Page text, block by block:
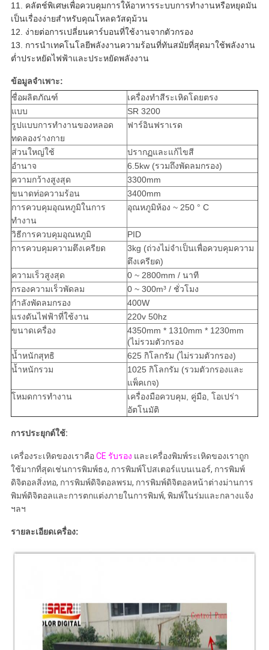
11. คลัตช์พิเศษเพื่อควบคุมการให้อาหารระบบการทำงานหรือหยุดมัน
เป็นเรื่องง่ายสำหรับคุณโหลดวัสดุม้วน
12. ง่ายต่อการเปลี่ยนคาร์บอนที่ใช้งานจากตัวกรอง
13. การนำเทคโนโลยีพลังงานความร้อนที่ทันสมัยที่สุดมาใช้พลังงาน
ต่ำประหยัดไฟฟ้าและประหยัดพลังงาน
ข้อมูลจำเพาะ:
ชื่อผลิตภัณฑ์
เครื่องทำสีระเหิดโดยตรง
แบบ
SR 3200
รูปแบบการทำงานของหลอด
ทดลองร่างกาย
ฟาร์อินฟราเรด
ส่วนใหญ่ใช้
ปรากฏและแก้ไขสี
อำนาจ
6.5kw (รวมถึงพัดลมกรอง)
ความกว้างสูงสุด
3300mm
ขนาดท่อความร้อน
3400mm
การควบคุมอุณหภูมิในการ
ทำงาน
อุณหภูมิห้อง ~ 250 ° C
วิธีการควบคุมอุณหภูมิ
PID
การควบคุมความตึงเครียด
3kg (ถ่วงไม่จำเป็นเพื่อควบคุมความ
ตึงเครียด)
ความเร็วสูงสุด
0 ~ 2800mm / นาที
กรองความเร็วพัดลม
0 ~ 300m³ / ชั่วโมง
กำลังพัดลมกรอง
400W
แรงดันไฟฟ้าที่ใช้งาน
220v 50hz
ขนาดเครื่อง
4350mm * 1310mm * 1230mm
(ไม่รวมตัวกรอง
น้ำหนักสุทธิ
625 กิโลกรัม (ไม่รวมตัวกรอง)
น้ำหนักรวม
1025 กิโลกรัม (รวมตัวกรองและ
แพ็คเกจ)
โหมดการทำงาน
เครื่องมือควบคุม, คู่มือ, โอเปร่า
อัตโนมัติ
การประยุกต์ใช้:
เครื่องระเหิดของเราคือCE รับรอง และเครื่องพิมพ์ระเหิดของเราถูก
ใช้มากที่สุดเช่นการพิมพ์ธง, การพิมพ์โปสเตอร์แบนเนอร์, การพิมพ์
ดิจิตอลสิ่งทอ, การพิมพ์ดิจิตอลพรม, การพิมพ์ดิจิตอลหน้าต่างม่านการ
พิมพ์ดิจิตอลและการตกแต่งภายในการพิมพ์, พิมพ์ในร่มและกลางแจ้ง
ฯลฯ
รายละเอียดเครื่อง: